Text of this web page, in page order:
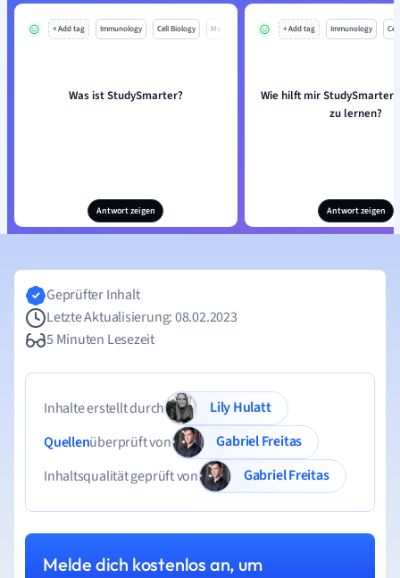
+ Add tag Immunology Cell Biology Mo
Was ist StudySmarter?
Antwort zeigen
+ Add tag Immunology
Wie hilft mir
zu lernen?
Antwort zeigen
Geprüfter Inhalt
Letzte Aktualisierung: 08.02.2023
5 Minuten Lesezeit
Inhalte erstellt durch
Lily Hulatt
Quellenüberprüft von
Gabriel Freitas
Inhaltsqualität geprüft von
Gabriel Freitas
Melde dich kostenlos an, um